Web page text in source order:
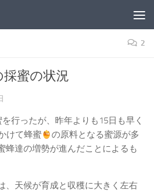
2
蜜の状況
行ったが、昨年よりも15日も早く
けて蜂蜜
の原料となる蜜源が多
蜂達の増勢が進んだことによるも
、天候が育成と収穫に大きく左右